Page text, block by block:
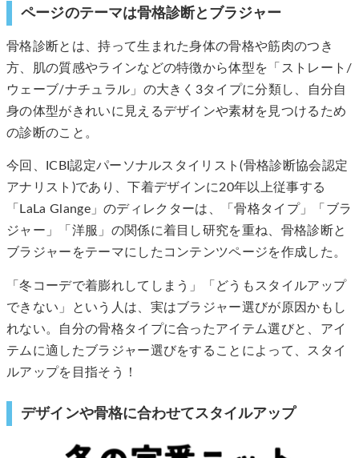
ページのテーマは骨格診断とブラジャー
骨格診断とは、持って生まれた身体の骨格や筋肉のつき
方、肌の質感やラインなどの特徴から体型を「ストレート/
ウェーブ/ナチュラル」の大きく3タイプに分類し、自分自
身の体型がきれいに見えるデザインや素材を見つけるため
の診断のこと。
今回、ICBI認定パーソナルスタイリスト(骨格診断協会認定
アナリスト)であり、下着デザインに20年以上従事する
「LaLa Glange」のディレクターは、「骨格タイプ」「ブラ
ジャー」「洋服」の関係に着目し研究を重ね、骨格診断と
ブラジャーをテーマにしたコンテンツページを作成した。
「冬コーデで着膨れしてしまう」「どうもスタイルアップ
できない」という人は、実はブラジャー選びが原因かもし
れない。自分の骨格タイプに合ったアイテム選びと、アイ
テムに適したブラジャー選びをすることによって、スタイ
ルアップを目指そう！
デザインや骨格に合わせてスタイルアップ